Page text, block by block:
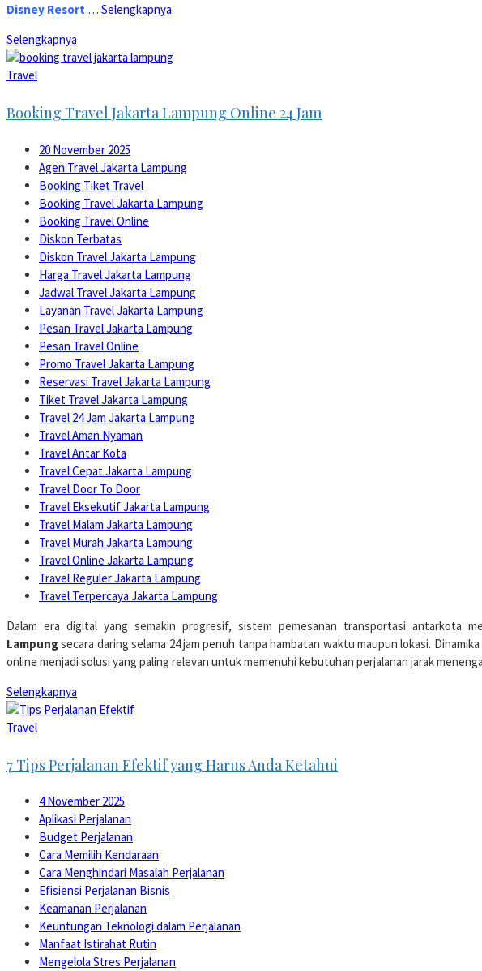
Disney Resort … Selengkapnya
Selengkapnya
Travel
Booking Travel Jakarta Lampung Online 24 Jam
20 November 2025
Agen Travel Jakarta Lampung
Booking Tiket Travel
Booking Travel Jakarta Lampung
Booking Travel Online
Diskon Terbatas
Diskon Travel Jakarta Lampung
Harga Travel Jakarta Lampung
Jadwal Travel Jakarta Lampung
Layanan Travel Jakarta Lampung
Pesan Travel Jakarta Lampung
Pesan Travel Online
Promo Travel Jakarta Lampung
Reservasi Travel Jakarta Lampung
Tiket Travel Jakarta Lampung
Travel 24 Jam Jakarta Lampung
Travel Aman Nyaman
Travel Antar Kota
Travel Cepat Jakarta Lampung
Travel Door To Door
Travel Eksekutif Jakarta Lampung
Travel Malam Jakarta Lampung
Travel Murah Jakarta Lampung
Travel Online Jakarta Lampung
Travel Reguler Jakarta Lampung
Travel Terpercaya Jakarta Lampung
Dalam era digital yang semakin progresif, sistem pemesanan transportasi antarkota
Lampungsecara daring selama 24 jam penuh tanpa hambatan waktu maupun lokasi.
online menjadi solusi yang paling relevan untuk memenuhi kebutuhan perjalanan jarak
Selengkapnya
Travel
7 Tips Perjalanan Efektif yang Harus Anda Ketahui
4 November 2025
Aplikasi Perjalanan
Budget Perjalanan
Cara Memilih Kendaraan
Cara Menghindari Masalah Perjalanan
Efisiensi Perjalanan Bisnis
Keamanan Perjalanan
Keuntungan Teknologi dalam Perjalanan
Manfaat Istirahat Rutin
Mengelola Stres Perjalanan